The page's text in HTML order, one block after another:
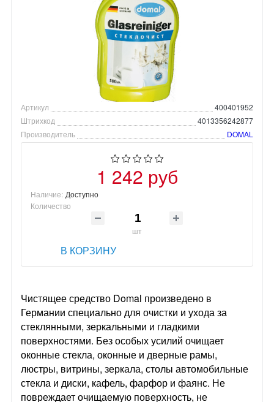
Артикул
400401952
Штрихкод
4013356242877
Производитель
DOMAL
1 242 руб
Наличие: Доступно
Количество
шт
В КОРЗИНУ
Чистящее средство Domal произведено в
Германии специально для очистки и ухода за
стеклянными, зеркальными и гладкими
поверхностями. Без особых усилий очищает
оконные стекла, оконные и дверные рамы,
люстры, витрины, зеркала, столы автомобильные
стекла и диски, кафель, фарфор и фаянс. Не
повреждает очищаемую поверхность, не